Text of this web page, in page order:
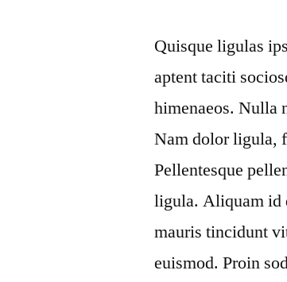
Quisque ligulas
aptent taciti
himenaeos. Nulla
Nam dolor ligula,
Pellentesque
ligula. Aliquam id
mauris tincidunt
euismod. Proin